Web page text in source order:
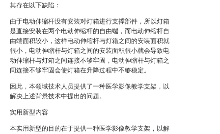
其存在以下缺陷：
由于电动伸缩杆没有安装对灯箱进行支撑部件，所以灯箱
是直接安装在两个电动伸缩杆的自由端，而电动伸缩杆自
由端面积较小，这样电动伸缩杆与灯箱之间的安装面积就
很小，电动伸缩杆与灯箱之间的安装面积很小就会导致电
动伸缩杆与灯箱之间连接不够牢固，电动伸缩杆与灯箱之
间连接不够牢固会使灯箱在升降过程中不够稳定。
因此，本领域技术人员提供了一种医学影像教学支架，以
解决上述背景技术中提出的问题。
实用新型内容
本实用新型的目的在于提供一种医学影像教学支架，以解